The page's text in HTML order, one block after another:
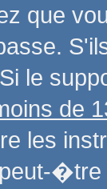
que
le
de
les